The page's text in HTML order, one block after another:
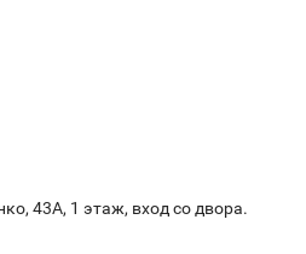
43А, 1 этаж, вход со двора.